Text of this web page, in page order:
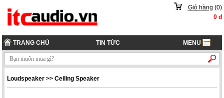
Giỏ hàng (0)
0đ
TRANG CHỦ TIN TỨC MENU
Loudspeaker >>Ceiling Speaker